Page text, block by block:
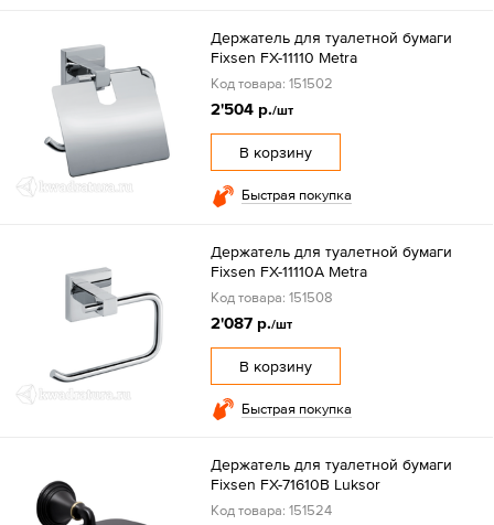
Держатель для туалетной бумаги
Fixsen FX-11110 Metra
Код товара: 151502
2'504 р./шт
В корзину
Быстрая покупка
Держатель для туалетной бумаги
Fixsen FX-11110A Metra
Код товара: 151508
2'087 р./шт
В корзину
Быстрая покупка
Держатель для туалетной бумаги
Fixsen FX-71610B Luksor
Код товара: 151524